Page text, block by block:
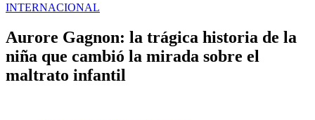
INTERNACIONAL
Aurore Gagnon: la trágica historia de la
niña que cambió la mirada sobre el
maltrato infantil